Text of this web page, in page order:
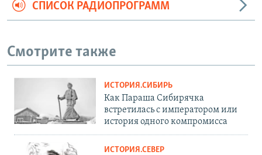
СПИСОК РАДИОПРОГРАММ
Смотрите также
ИСТОРИЯ.СИБИРЬ
Как Параша Сибирячка
встретилась с императором или
история одного компромисса
ИСТОРИЯ.СЕВЕР